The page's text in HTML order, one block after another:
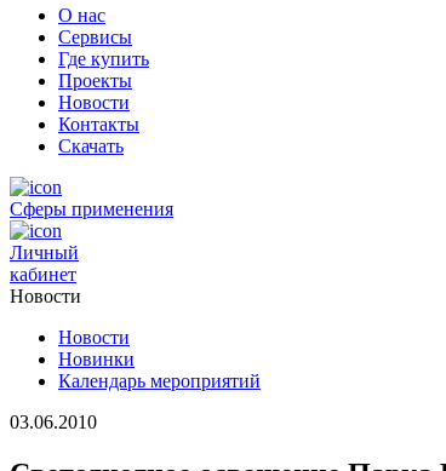
О нас
Сервисы
Где купить
Проекты
Новости
Контакты
Скачать
Сферы применения
Личный
кабинет
Новости
Новости
Новинки
Календарь мероприятий
03.06.2010